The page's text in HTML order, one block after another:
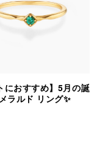
におすすめ】5月の誕
ラルド リング✨